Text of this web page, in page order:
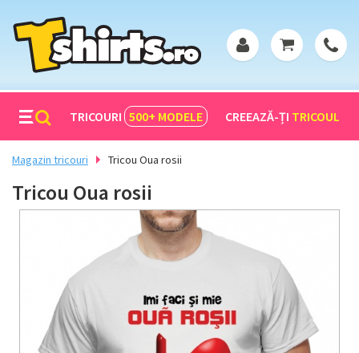
TRICOURI 500+ MODELE CREEAZĂ-ȚI TRICOUL
Magazin tricouri Tricou Oua rosii
Tricou Oua rosii